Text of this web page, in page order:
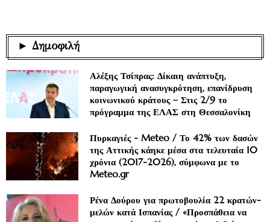
► Δημοφιλή
Αλέξης Τσίπρας: Δίκαιη ανάπτυξη,
παραγωγική ανασυγκρότηση, επανίδρυση
κοινωνικού κράτους – Στις 2/9 το
πρόγραμμα της ΕΛΑΣ στη Θεσσαλονίκη
Πυρκαγιές - Meteo / Το 42% των δασών
της Αττικής κάηκε μέσα στα τελευταία 10
χρόνια (2017-2026), σύμφωνα με το
Meteo.gr
Ρένα Δούρου για πρωτοβουλία 22 κρατών-
μελών κατά Ισπανίας / «Προσπάθεια να